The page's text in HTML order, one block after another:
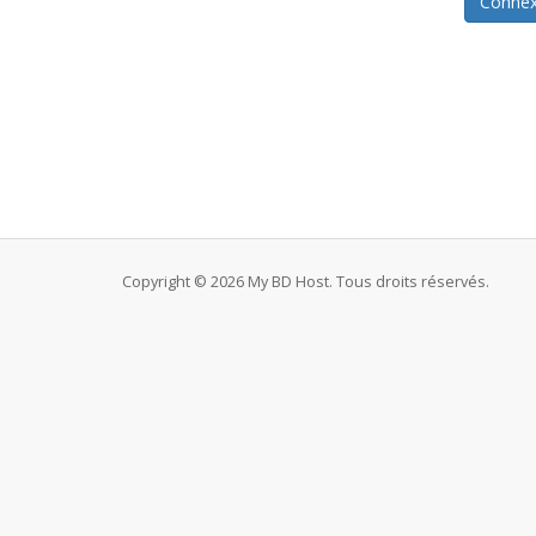
Copyright © 2026 My BD Host. Tous droits réservés.